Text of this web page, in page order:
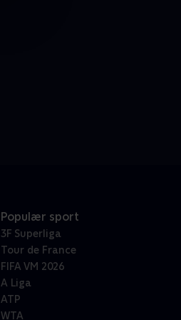
Populær sport
3F Superliga
Tour de France
FIFA VM 2026
A Liga
ATP
WTA